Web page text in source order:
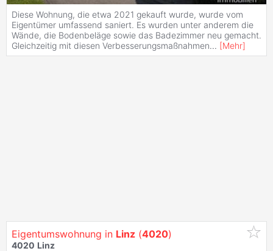
Diese Wohnung, die etwa 2021 gekauft wurde, wurde vom
Eigentümer umfassend saniert. Es wurden unter anderem die
Wände, die Bodenbeläge sowie das Badezimmer neu gemacht.
Gleichzeitig mit diesen Verbesserungsmaßnahmen... [Mehr]
Eigentumswohnung in Linz (4020)
4020 Linz